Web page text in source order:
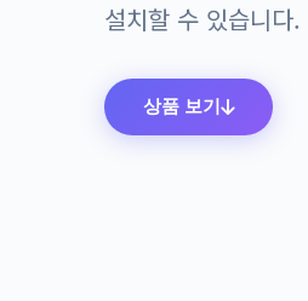
설치할 수 있습니다.
상품 보기